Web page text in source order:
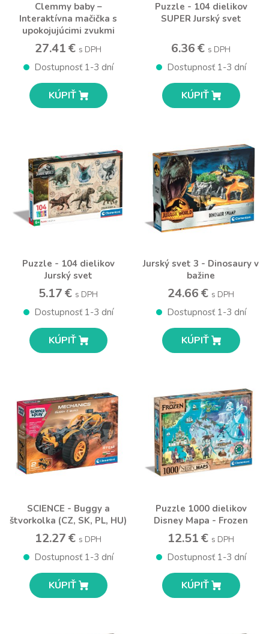
Clemmy baby –
Interaktívna mačička s
upokojujúcimi zvukmi
27.41 € s DPH
Dostupnosť 1-3 dní
KÚPIŤ
Puzzle - 104 dielikov
SUPER Jurský svet
6.36 € s DPH
Dostupnosť 1-3 dní
KÚPIŤ
Puzzle - 104 dielikov
Jurský svet
5.17 € s DPH
Dostupnosť 1-3 dní
KÚPIŤ
Jurský svet 3 - Dinosaury v
bažine
24.66 € s DPH
Dostupnosť 1-3 dní
KÚPIŤ
SCIENCE - Buggy a
štvorkolka (CZ, SK, PL, HU)
12.27 € s DPH
Dostupnosť 1-3 dní
KÚPIŤ
Puzzle 1000 dielikov
Disney Mapa - Frozen
12.51 € s DPH
Dostupnosť 1-3 dní
KÚPIŤ